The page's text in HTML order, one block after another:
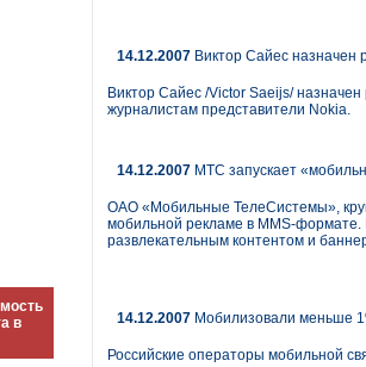
в
14.12.2007 Виктор Сайес назначен
Виктор Сайес /Victor Saeijs/
журналистам представители Nokia.
14.12.2007 МТС запускает
ОАО «Мобильные ТелеСистемы»,
мобильной рекламе в MMS-формате.
развлекательным контентом и
14.12.2007 Мобилизовали меньше
Российские операторы мобильной